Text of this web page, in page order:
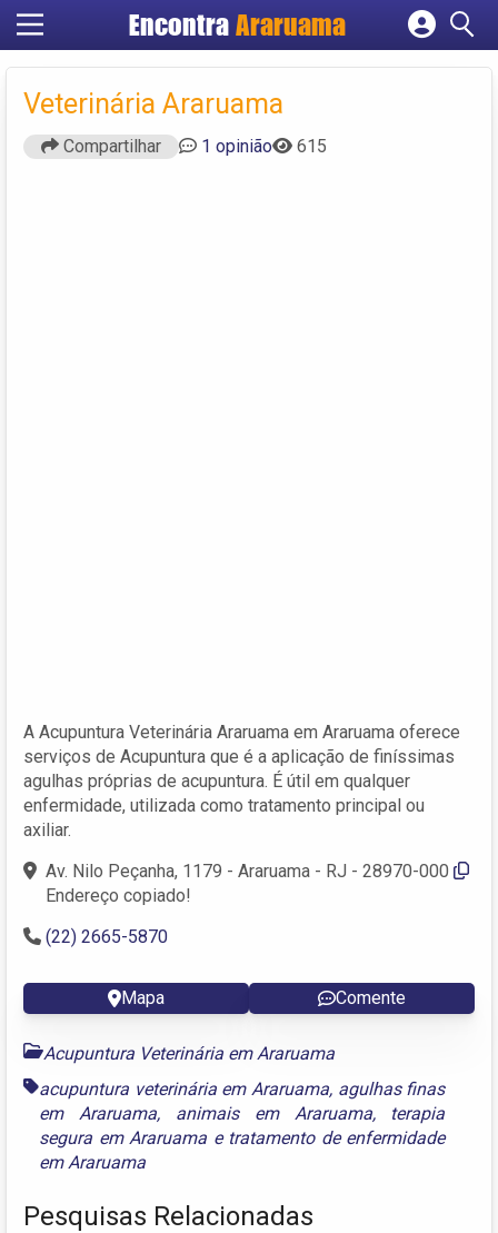
EncontraAraruama
Cadastrar empresa
Criar conta
Veterinária Araruama
Compartilhar 1 opinião 615
A Acupuntura Veterinária Araruama em Araruama oferece
serviços de Acupuntura que é a aplicação de finíssimas
agulhas próprias de acupuntura. É útil em qualquer
enfermidade, utilizada como tratamento principal ou
axiliar.
Av. Nilo Peçanha, 1179 - Araruama - RJ - 28970-000
Endereço copiado!
(22) 2665-5870
Mapa Comente
Acupuntura Veterinária em Araruama
acupuntura veterinária em Araruama, agulhas finas
em Araruama, animais em Araruama, terapia
segura em Araruama e tratamento de enfermidade
em Araruama
Pesquisas Relacionadas